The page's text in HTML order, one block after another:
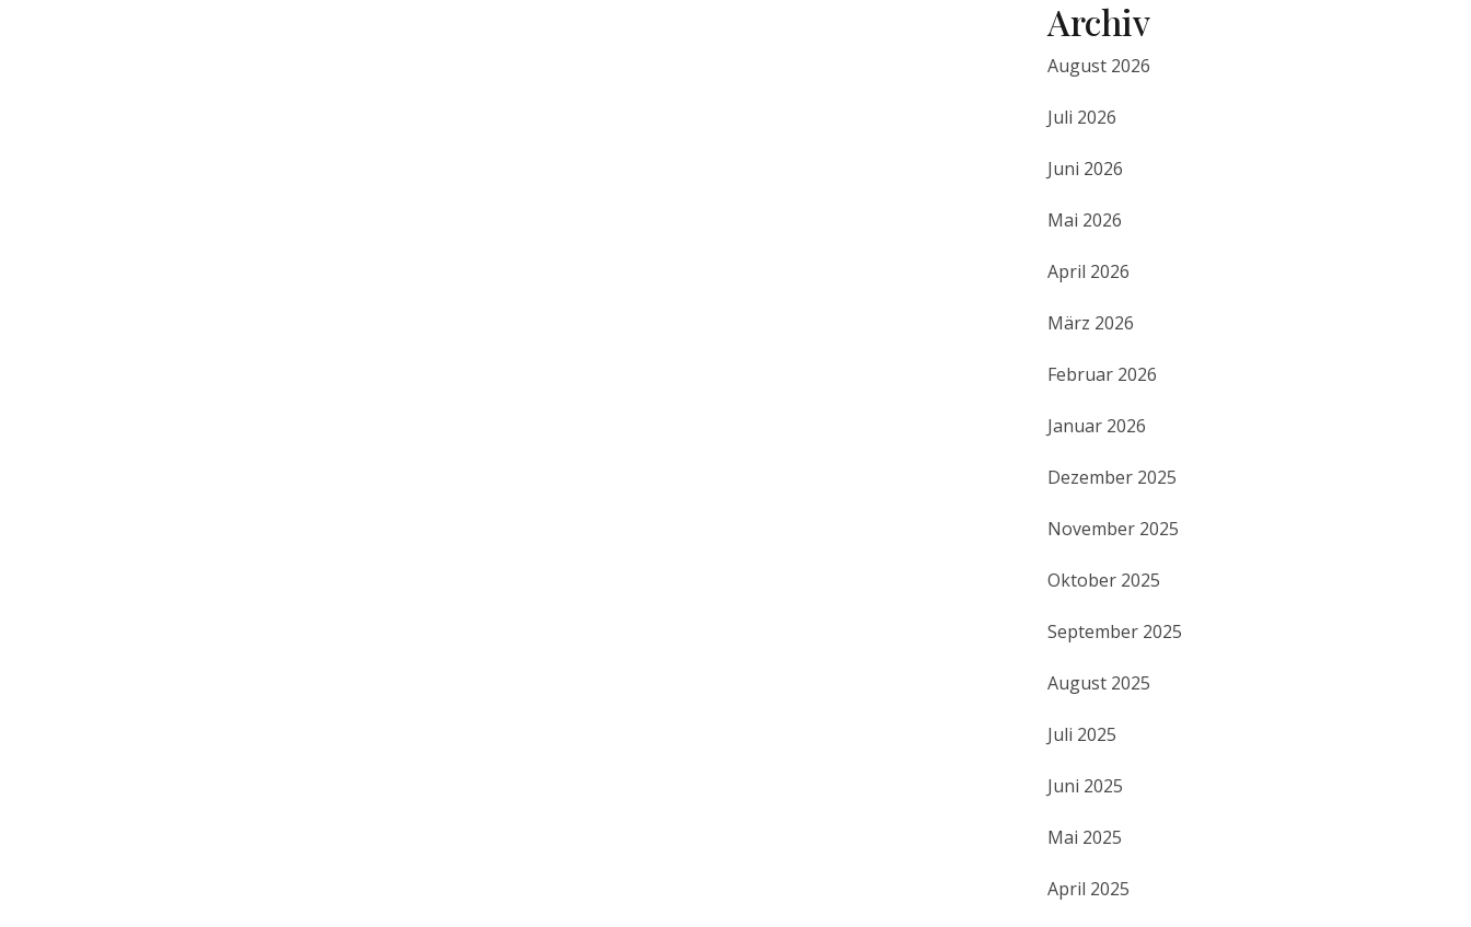
Archiv
August 2026
Juli 2026
Juni 2026
Mai 2026
April 2026
März 2026
Februar 2026
Januar 2026
Dezember 2025
November 2025
Oktober 2025
September 2025
August 2025
Juli 2025
Juni 2025
Mai 2025
April 2025